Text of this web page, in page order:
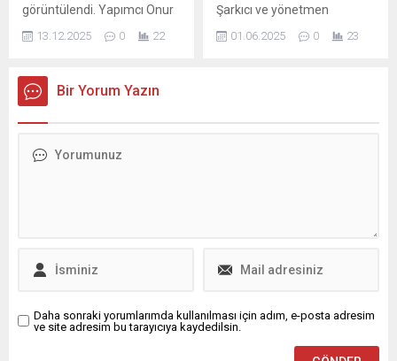
görüntülendi. Yapımcı Onur
iddialarını kabul eden Erçel,
bir durum ki..." dedi.
13.12.2025 0 22
Şarkıcı ve yönetmen
Açıkhava'da artık sadece
01.06.2025 0 23
Bir Yorum Yazın
Daha sonraki yorumlarımda kullanılması için adım, e-posta adresim
ve site adresim bu tarayıcıya kaydedilsin.